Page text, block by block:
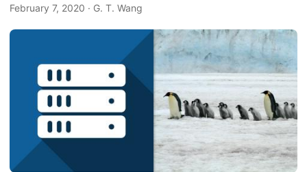
February 7, 2020 · G. T. Wang